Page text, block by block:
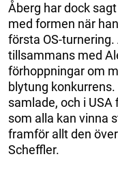
Åberg har dock
med formen när
första OS-
tillsammans med
förhoppningar om
blytung
samlade, och i
som alla kan vinna
framför allt den
Scheffler.